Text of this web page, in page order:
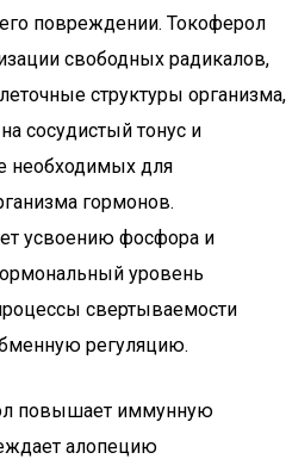
повреждении. Токоферол
свободных радикалов,
структуры организма,
сосудистый тонус и
необходимых для
гормонов.
усвоению фосфора и
уровень
свертываемости
регуляцию.
повышает иммунную
алопецию